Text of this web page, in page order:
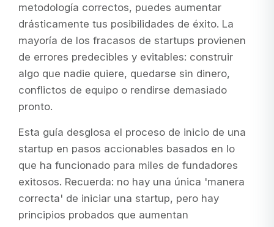
metodología correctos, puedes aumentar
drásticamente tus posibilidades de éxito. La
mayoría de los fracasos de startups provienen
de errores predecibles y evitables: construir
algo que nadie quiere, quedarse sin dinero,
conflictos de equipo o rendirse demasiado
pronto.
Esta guía desglosa el proceso de inicio de una
startup en pasos accionables basados en lo
que ha funcionado para miles de fundadores
exitosos. Recuerda: no hay una única 'manera
correcta' de iniciar una startup, pero hay
principios probados que aumentan